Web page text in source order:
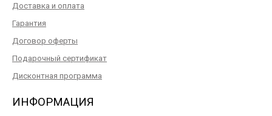
Доставка и оплата
Гарантия
Договор оферты
Подарочный сертификат
Дисконтная программа
ИНФОРМАЦИЯ